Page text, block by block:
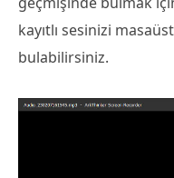
kayıtlı sesinizi
bulabilirsiniz.